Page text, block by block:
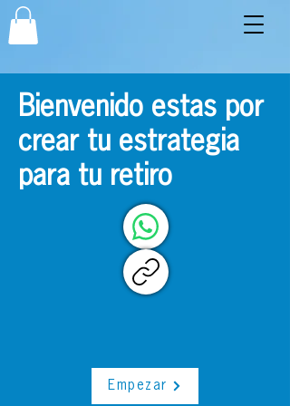
Bienvenido estas por
crear tu estrategia
para tu retiro
Empezar